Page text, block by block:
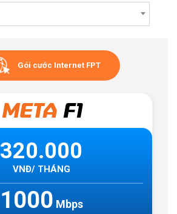
Gói cước Internet FPT
METAF1
320.000
VNĐ/ THÁNG
1000 Mbps